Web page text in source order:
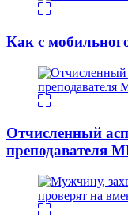
Как с
Отчисленный
преподавателя